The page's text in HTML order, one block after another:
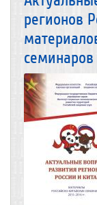
регионов
семинаров